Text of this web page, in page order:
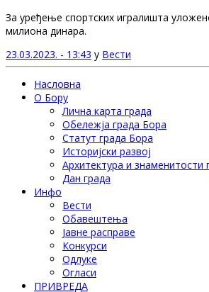
За уређење спортских игралишта
милиона динара.
23.03.2023. - 13:43 у Вести
Насловна
О Бору
Лична карта града
Обележја града Бора
Статут града Бора
Историјски развој
Архитектура и знаменитости
Дан града
Инфо
Вести
Обавештења
Јавне расправе
Конкурси
Одлуке
Огласи
ПРИВРЕДА